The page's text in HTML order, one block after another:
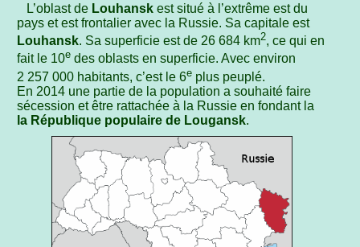
L’oblast de Louhanskest situé à l’extrême est du
pays et est frontalier avec la Russie. Sa capitale est
Louhansk. Sa superficie est de 26 684 km2, ce qui en
fait le 10e des oblasts en superficie. Avec environ
2 257 000 habitants, c’est le 6e plus peuplé.
En 2014 une partie de la population a souhaité faire
sécession et être rattachée à la Russie en fondant la
la République populaire de Lougansk.